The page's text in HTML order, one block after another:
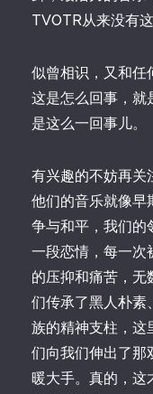
TVOTR从来没有
似曾相识，又和任
这是怎么回事，就
是这么一回事儿。
有兴趣的不妨再关
他们的音乐就像早
争与和平，我们的
一段恋情，每一次
的压抑和痛苦，无
们传承了黑人朴素
族的精神支柱，这
们向我们伸出了那
暖大手。真的，这